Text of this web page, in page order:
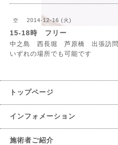
空 2014-12-16 (火)
15-18時 フリー
中之島 西長堀 芦原橋 出張訪問
いずれの場所でも可能です
トップページ
インフォメーション
施術者ご紹介